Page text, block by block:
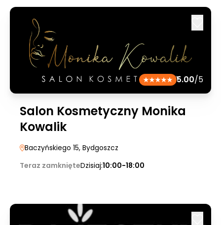
5.00/5
Salon Kosmetyczny Monika
Kowalik
Baczyńskiego 15, Bydgoszcz
Teraz zamknięteDzisiaj:10:00-18:00